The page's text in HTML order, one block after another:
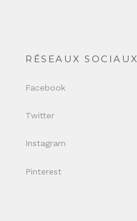
RÉSEAUX SOCIAUX
Facebook
Twitter
Instagram
Pinterest